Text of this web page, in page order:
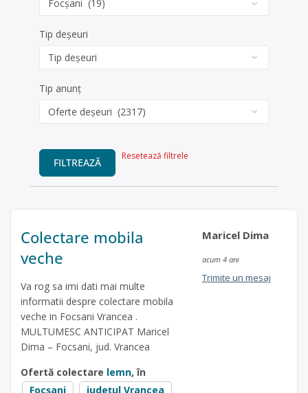
Tip deșeuri
Tip anunț
FILTREAZĂ
Resetează filtrele
Colectare mobila
veche
Va rog sa imi dati mai multe
informatii despre colectare mobila
veche in Focsani Vrancea .
MULTUMESC ANTICIPAT Maricel
Dima – Focsani, jud. Vrancea
Ofertă colectare lemn, în
Focșani
județul Vrancea
Maricel Dima
acum 4 ani
Trimite un mesaj